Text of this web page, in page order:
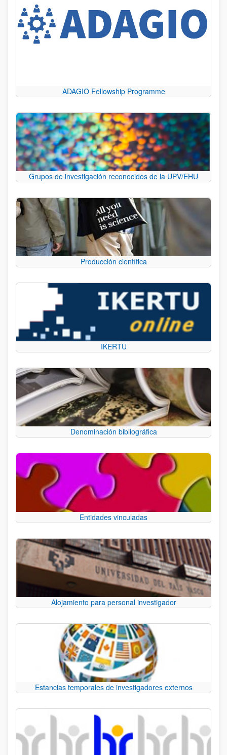
ADAGIO Fellowship Programme
Grupos de investigación reconocidos de la UPV/EHU
Producción científica
IKERTU
Denominación bibliográfica
Entidades vinculadas
Alojamiento para personal investigador
Estancias temporales de investigadores externos